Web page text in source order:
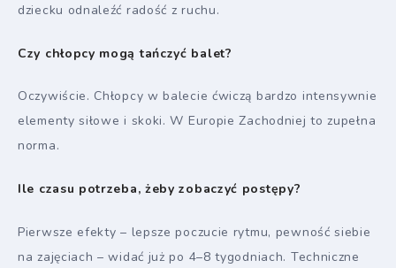
dziecku odnaleźć radość z ruchu.
Czy chłopcy mogą tańczyć balet?
Oczywiście. Chłopcy w balecie ćwiczą bardzo intensywnie
elementy siłowe i skoki. W Europie Zachodniej to zupełna
norma.
Ile czasu potrzeba, żeby zobaczyć postępy?
Pierwsze efekty – lepsze poczucie rytmu, pewność siebie
na zajęciach – widać już po 4–8 tygodniach. Techniczne